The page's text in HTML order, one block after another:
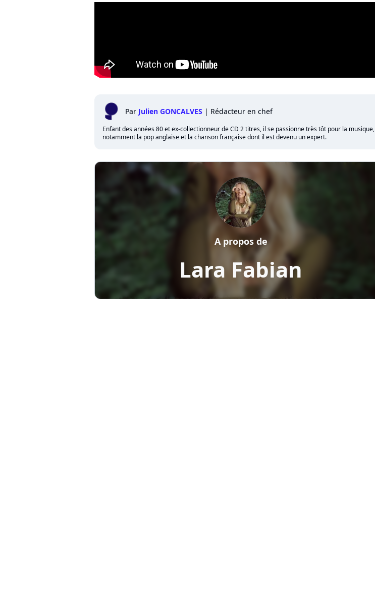
Par Julien GONCALVES | Rédacteur en chef
Enfant des années 80 et ex-collectionneur de CD 2 titres, il se passionne très tôt pour la musique,
notamment la pop anglaise et la chanson française dont il est devenu un expert.
Lara Fabian
A propos de